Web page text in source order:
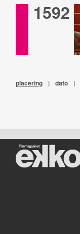
1592
placering | dato |